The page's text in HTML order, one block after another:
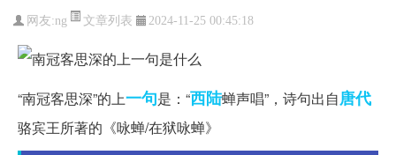
网友:ng 文章列表 2024-11-25 00:45:18
“南冠客思深”的上一句是：“西陆蝉声唱”，诗句出自唐代
骆宾王所著的《咏蝉/在狱咏蝉》